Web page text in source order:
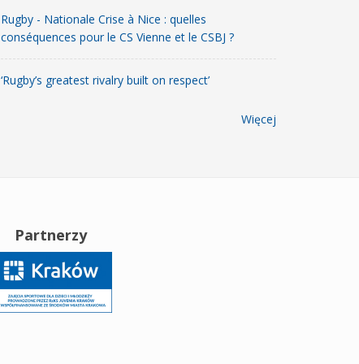
Rugby - Nationale Crise à Nice : quelles
conséquences pour le CS Vienne et le CSBJ ?
‘Rugby’s greatest rivalry built on respect’
Więcej
Partnerzy